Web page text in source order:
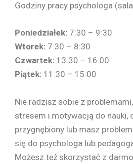
Godziny pracy psychologa
Poniedziałek: 7:30 – 9:30
Wtorek: 7:30 – 8:30
Czwartek: 13:30 – 16:00
Piątek: 11:30 – 15:00
Nie radzisz sobie z
stresem i motywacją do nauki,
przygnębiony lub masz
się do psychologa lub
Możesz też skorzystać z